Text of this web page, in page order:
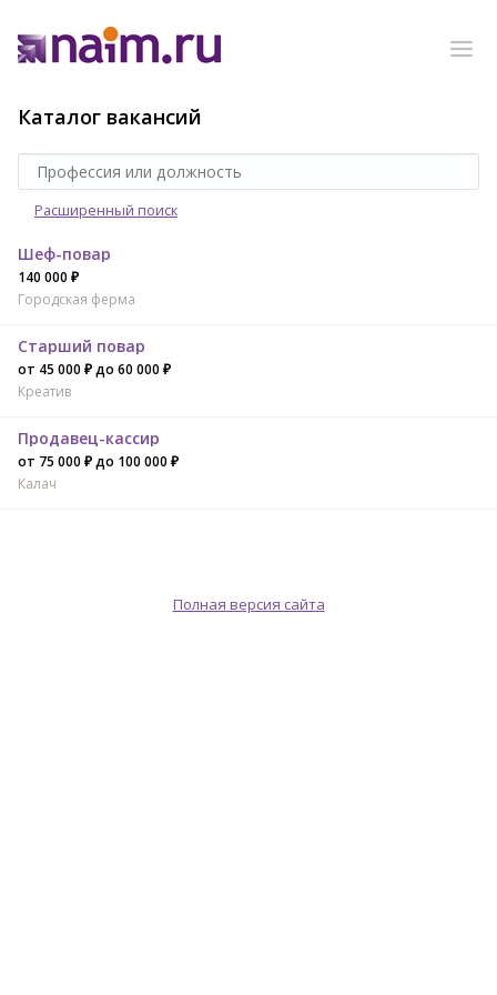
Каталог вакансий
Расширенный поиск
Шеф-повар
140 000 ₽
Городская ферма
Старший повар
от 45 000 ₽ до 60 000 ₽
Креатив
Продавец-кассир
от 75 000 ₽ до 100 000 ₽
Калач
Полная версия сайта